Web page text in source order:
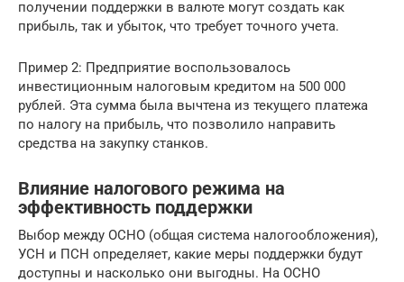
получении поддержки в валюте могут создать как
прибыль, так и убыток, что требует точного учета.
Пример 2: Предприятие воспользовалось
инвестиционным налоговым кредитом на 500 000
рублей. Эта сумма была вычтена из текущего платежа
по налогу на прибыль, что позволило направить
средства на закупку станков.
Влияние налогового режима на
эффективность поддержки
Выбор между ОСНО (общая система налогообложения),
УСН и ПСН определяет, какие меры поддержки будут
доступны и насколько они выгодны. На ОСНО